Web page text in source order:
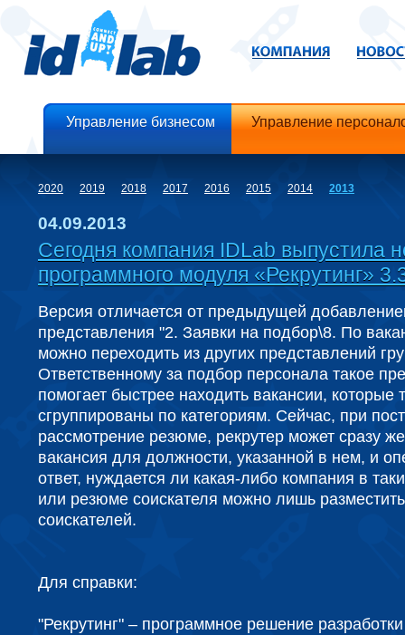
Управление бизнесом Управление
2020 2019 2018 2017 2016 2015 2014 2013
04.09.2013
Сегодня компания IDLab выпустила
программного модуля «Рекрутинг»
Версия отличается от предыдущей
представления "2. Заявки на подбор\8. По
можно переходить из других представлений
Ответственному за подбор персонала такое
помогает быстрее находить вакансии, которые
сгруппированы по категориям. Сейчас, при
рассмотрение резюме, рекрутер может сразу
вакансия для должности, указанной в нем, и
ответ, нуждается ли какая-либо компания в
или резюме соискателя можно лишь
соискателей.
Для справки:
"Рекрутинг" – программное решение